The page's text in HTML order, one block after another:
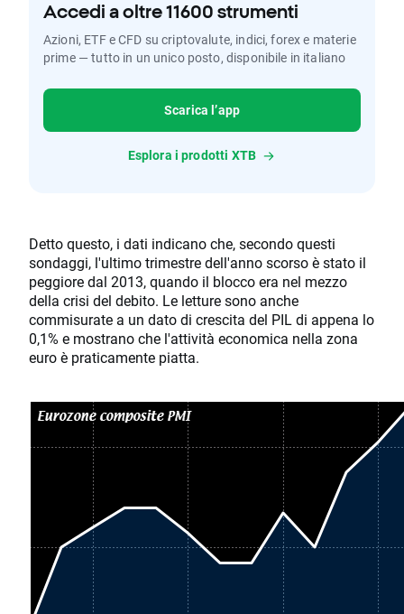
Accedi a oltre 11600 strumenti
Azioni, ETF e CFD su criptovalute, indici, forex e materie
prime — tutto in un unico posto, disponibile in italiano
Scarica l’app
Esplora i prodotti XTB
Detto questo, i dati indicano che, secondo questi
sondaggi, l'ultimo trimestre dell'anno scorso è stato il
peggiore dal 2013, quando il blocco era nel mezzo
della crisi del debito. Le letture sono anche
commisurate a un dato di crescita del PIL di appena lo
0,1% e mostrano che l'attività economica nella zona
euro è praticamente piatta.